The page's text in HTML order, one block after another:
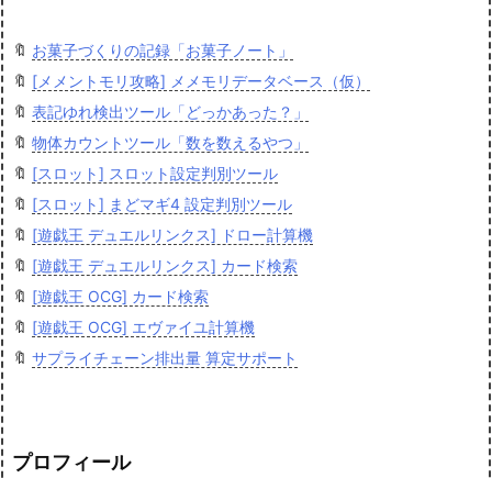
🔖 お菓子づくりの記録「お菓子ノート」
🔖 [メメントモリ攻略] メメモリデータベース（仮）
🔖 表記ゆれ検出ツール「どっかあった？」
🔖 物体カウントツール「数を数えるやつ」
🔖 [スロット] スロット設定判別ツール
🔖 [スロット] まどマギ4 設定判別ツール
🔖 [遊戯王 デュエルリンクス] ドロー計算機
🔖 [遊戯王 デュエルリンクス] カード検索
🔖 [遊戯王 OCG] カード検索
🔖 [遊戯王 OCG] エヴァイユ計算機
🔖 サプライチェーン排出量 算定サポート
プロフィール